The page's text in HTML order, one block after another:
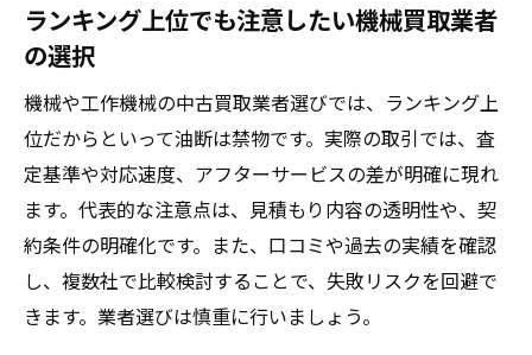
ランキング上位でも注意したい機械買取業者
の選択
機械や工作機械の中古買取業者選びでは、ランキング上
位だからといって油断は禁物です。実際の取引では、査
定基準や対応速度、アフターサービスの差が明確に現れ
ます。代表的な注意点は、見積もり内容の透明性や、契
約条件の明確化です。また、口コミや過去の実績を確認
し、複数社で比較検討することで、失敗リスクを回避で
きます。業者選びは慎重に行いましょう。